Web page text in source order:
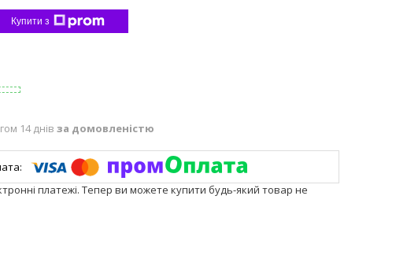
Купити з
14 днів за домовленістю
платежі. Тепер ви можете купити будь-який товар не